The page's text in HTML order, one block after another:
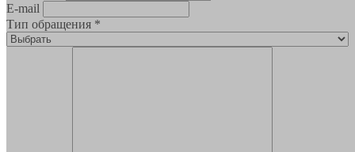
E-mail
Тип обращения *